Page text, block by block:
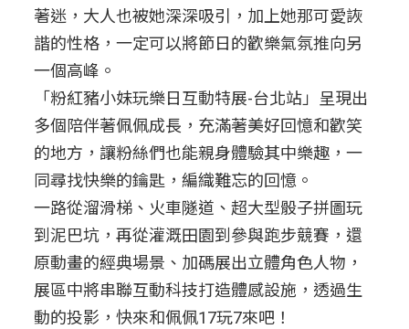
著迷，大人也被她深深吸引，加上她那可愛詼
諧的性格，一定可以將節日的歡樂氣氛推向另
一個高峰。
「粉紅豬小妹玩樂日互動特展-台北站」呈現出
多個陪伴著佩佩成長，充滿著美好回憶和歡笑
的地方，讓粉絲們也能親身體驗其中樂趣，一
同尋找快樂的鑰匙，編織難忘的回憶。
一路從溜滑梯、火車隧道、超大型骰子拼圖玩
到泥巴坑，再從灌溉田園到參與跑步競賽，還
原動畫的經典場景、加碼展出立體角色人物，
展區中將串聯互動科技打造體感設施，透過生
動的投影，快來和佩佩17玩7來吧！